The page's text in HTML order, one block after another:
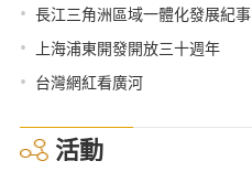
• 長江三角洲區域一體化發展紀事
• 上海浦東開發開放三十週年
• 台灣網紅看廣河
活動